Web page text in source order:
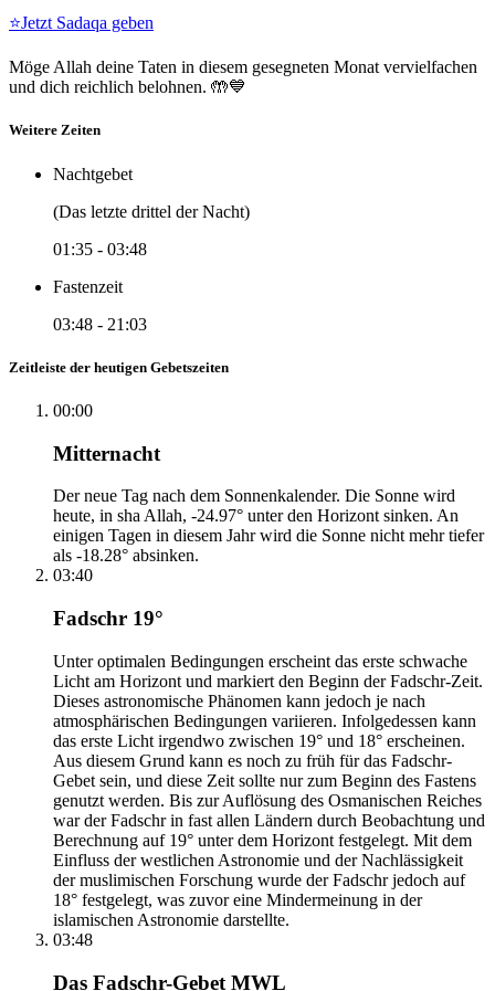
⭐Jetzt Sadaqa geben
Möge Allah deine Taten in diesem gesegneten Monat vervielfachen
und dich reichlich belohnen. 🤲💙
Weitere Zeiten
Nachtgebet
(Das letzte drittel der Nacht)
01:35 - 03:48
Fastenzeit
03:48 - 21:03
Zeitleiste der heutigen Gebetszeiten
00:00
Mitternacht
Der neue Tag nach dem Sonnenkalender. Die Sonne wird
heute, in sha Allah, -24.97° unter den Horizont sinken. An
einigen Tagen in diesem Jahr wird die Sonne nicht mehr tiefer
als -18.28° absinken.
03:40
Fadschr 19°
Unter optimalen Bedingungen erscheint das erste schwache
Licht am Horizont und markiert den Beginn der Fadschr-Zeit.
Dieses astronomische Phänomen kann jedoch je nach
atmosphärischen Bedingungen variieren. Infolgedessen kann
das erste Licht irgendwo zwischen 19° und 18° erscheinen.
Aus diesem Grund kann es noch zu früh für das Fadschr-
Gebet sein, und diese Zeit sollte nur zum Beginn des Fastens
genutzt werden. Bis zur Auflösung des Osmanischen Reiches
war der Fadschr in fast allen Ländern durch Beobachtung und
Berechnung auf 19° unter dem Horizont festgelegt. Mit dem
Einfluss der westlichen Astronomie und der Nachlässigkeit
der muslimischen Forschung wurde der Fadschr jedoch auf
18° festgelegt, was zuvor eine Mindermeinung in der
islamischen Astronomie darstellte.
03:48
Das Fadschr-Gebet MWL